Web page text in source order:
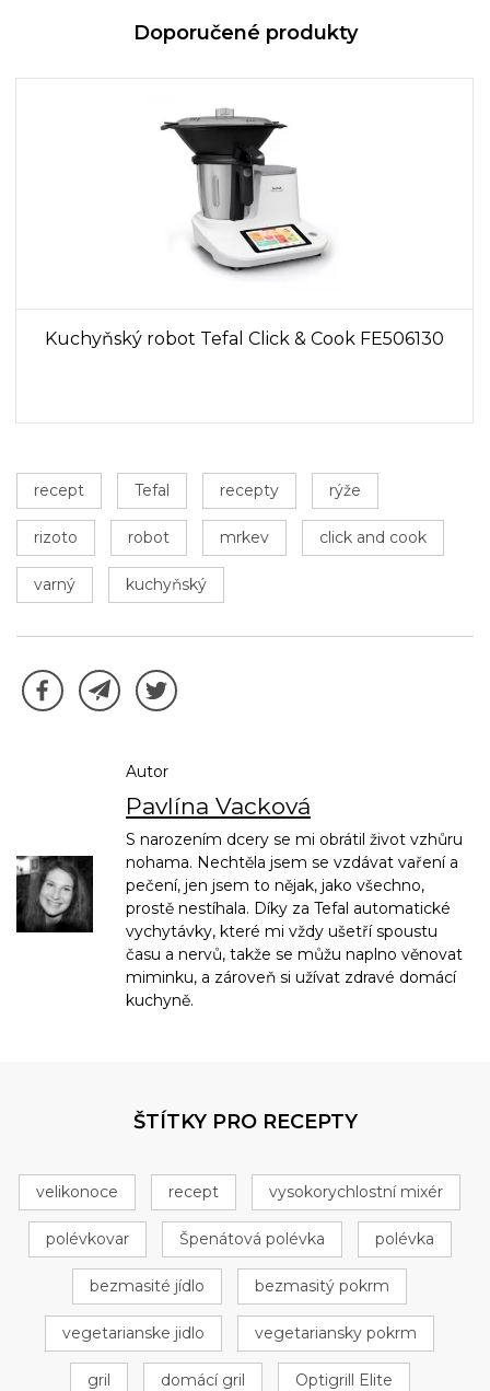
Doporučené produkty
Kuchyňský robot Tefal Click & Cook FE506130
recept Tefal recepty rýže
rizoto robot mrkev click and cook
varný kuchyňský
Autor
Pavlína Vacková
S narozením dcery se mi obrátil život vzhůru
nohama. Nechtěla jsem se vzdávat vaření a
pečení, jen jsem to nějak, jako všechno,
prostě nestíhala. Díky za Tefal automatické
vychytávky, které mi vždy ušetří spoustu
času a nervů, takže se můžu naplno věnovat
miminku, a zároveň si užívat zdravé domácí
kuchyně.
ŠTÍTKY PRO RECEPTY
velikonoce recept vysokorychlostní mixér
polévkovar Špenátová polévka polévka
bezmasité jídlo bezmasitý pokrm
vegetarianske jidlo vegetariansky pokrm
gril domácí gril Optigrill Elite